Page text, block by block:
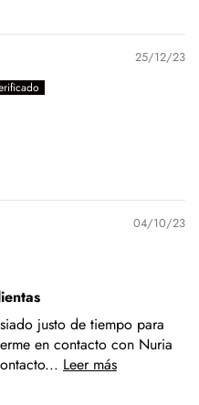
a mano, sin retorcer, y deja
conservar la forma y el
delicado en frío,
media y, si puedes,
o marcas.
mucho tiempo.
materiales naturales
específicos.
25/12/23
04/10/23
justo de tiempo para
en contacto con Nuria
Leer más